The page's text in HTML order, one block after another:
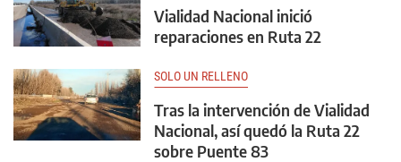
Vialidad Nacional inició
reparaciones en Ruta 22
SOLO UN RELLENO
Tras la intervención de Vialidad
Nacional, así quedó la Ruta 22
sobre Puente 83